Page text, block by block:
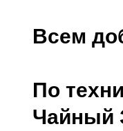
Всем
По
Чайный